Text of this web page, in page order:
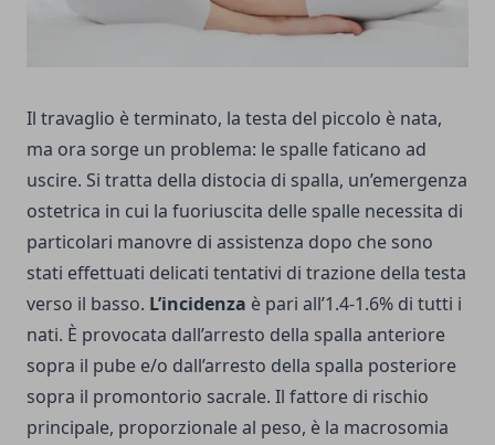
Il travaglio è terminato, la testa del piccolo è nata,
ma ora sorge un problema: le spalle faticano ad
uscire. Si tratta della distocia di spalla, un’emergenza
ostetrica in cui la fuoriuscita delle spalle necessita di
particolari manovre di assistenza dopo che sono
stati effettuati delicati tentativi di trazione della testa
verso il basso. L’incidenza è pari all’1.4-1.6% di tutti i
nati. È provocata dall’arresto della spalla anteriore
sopra il pube e/o dall’arresto della spalla posteriore
sopra il promontorio sacrale. Il fattore di rischio
principale, proporzionale al peso, è la macrosomia